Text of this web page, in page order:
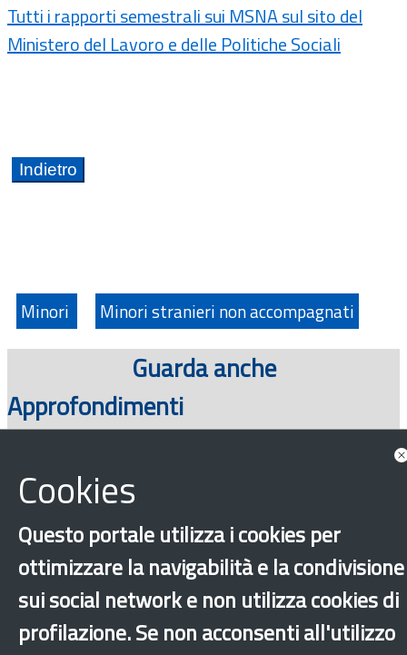
Tutti i rapporti semestrali sui MSNA sul sito del
Ministero del Lavoro e delle Politiche Sociali
Minori Minori stranieri non accompagnati
Guarda anche
Approfondimenti
×
Cookies
Questo portale utilizza i cookies per
ottimizzare la navigabilità e la condivisione
sui social network e non utilizza cookies di
profilazione. Se non acconsenti all'utilizzo